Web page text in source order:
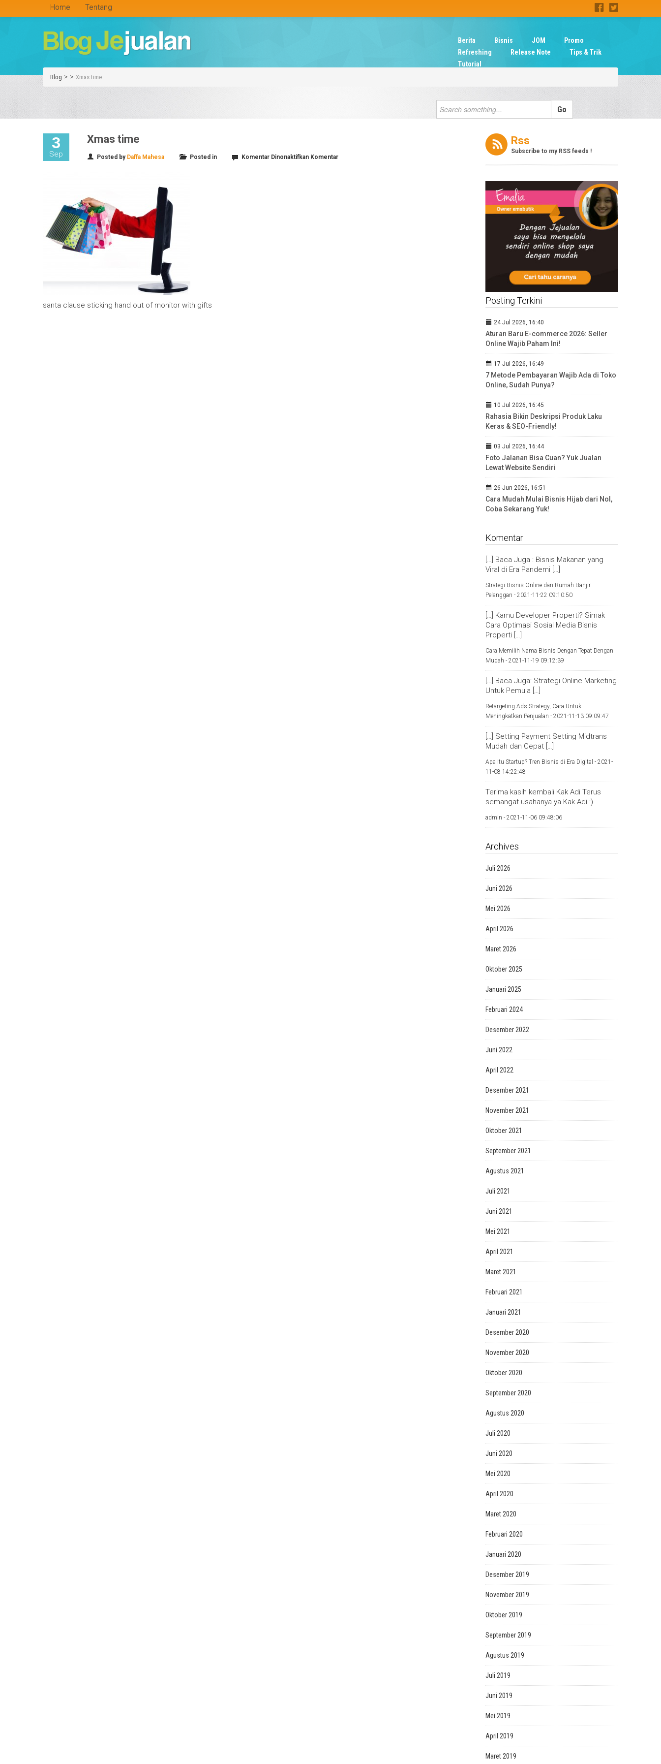
Home Tentang
Berita Bisnis JOM
Promo
Refreshing
Release Note
Tips & Trik
Tutorial
Blog > > Xmas time
3
Sep
Xmas time
Posted by Daffa Mahesa Posted in Komentar Dinonaktifkanpada
Komentar
santa clause sticking hand out of monitor with gifts
Rss
Subscribe to my RSS feeds !
Posting Terkini
24 Jul 2026, 16:40
Aturan Baru E-commerce 2026: Seller
Online Wajib Paham Ini!
17 Jul 2026, 16:49
7 Metode Pembayaran Wajib Ada di Toko
Online, Sudah Punya?
10 Jul 2026, 16:45
Rahasia Bikin Deskripsi Produk Laku
Keras & SEO-Friendly!
03 Jul 2026, 16:44
Foto Jalanan Bisa Cuan? Yuk Jualan
Lewat Website Sendiri
26 Jun 2026, 16:51
Cara Mudah Mulai Bisnis Hijab dari Nol,
Coba Sekarang Yuk!
Komentar
[…] Baca Juga : Bisnis Makanan yang
Viral di Era Pandemi […]
Strategi Bisnis Online dari Rumah Banjir
Pelanggan - 2021-11-22 09:10:50
[…] Kamu Developer Properti? Simak
Cara Optimasi Sosial Media Bisnis
Properti […]
Cara Memilih Nama Bisnis Dengan Tepat Dengan
Mudah - 2021-11-19 09:12:39
[…] Baca Juga: Strategi Online Marketing
Untuk Pemula […]
Retargeting Ads Strategy, Cara Untuk
Meningkatkan Penjualan - 2021-11-13 09:09:47
[…] Setting Payment Setting Midtrans
Mudah dan Cepat […]
Apa Itu Startup? Tren Bisnis di Era Digital - 2021-
11-08 14:22:48
Terima kasih kembali Kak Adi Terus
semangat usahanya ya Kak Adi :)
admin - 2021-11-06 09:48:06
Archives
Juli 2026
Juni 2026
Mei 2026
April 2026
Maret 2026
Oktober 2025
Januari 2025
Februari 2024
Desember 2022
Juni 2022
April 2022
Desember 2021
November 2021
Oktober 2021
September 2021
Agustus 2021
Juli 2021
Juni 2021
Mei 2021
April 2021
Maret 2021
Februari 2021
Januari 2021
Desember 2020
November 2020
Oktober 2020
September 2020
Agustus 2020
Juli 2020
Juni 2020
Mei 2020
April 2020
Maret 2020
Februari 2020
Januari 2020
Desember 2019
November 2019
Oktober 2019
September 2019
Agustus 2019
Juli 2019
Juni 2019
Mei 2019
April 2019
Maret 2019